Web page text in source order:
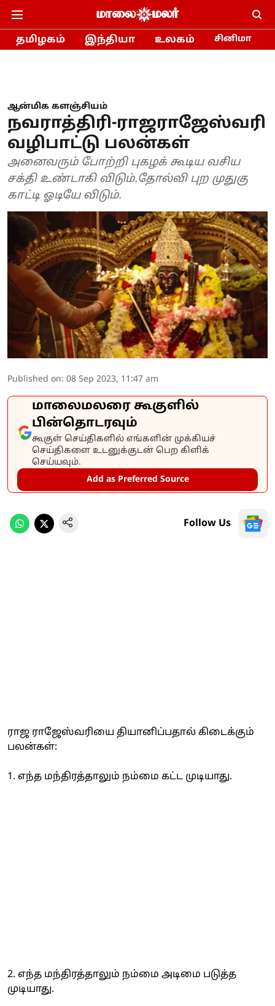
தமிழகம் இந்தியா உலகம் சினிமா
ஆன்மிக களஞ்சியம்
நவராத்திரி-ராஜராஜேஸ்வரி
வழிபாட்டு பலன்கள்
அனைவரும் போற்றி புகழக் கூடிய வசிய
சக்தி உண்டாகி விடும்.தோல்வி புற முதுகு
காட்டி ஓடியே விடும்.
Published on: 08 Sep 2023, 11:47 am
மாலைமலரை கூகுளில்
பின்தொடரவும்
கூகுள் செய்திகளில் எங்களின் முக்கியச்
செய்திகளை உடனுக்குடன் பெற கிளிக்
செய்யவும்.
Add as Preferred Source
Follow Us
ராஜ ராஜேஸ்வரியை தியானிப்பதால் கிடைக்கும்
பலன்கள்:
1. எந்த மந்திரத்தாலும் நம்மை கட்ட முடியாது.
2. எந்த மந்திரத்தாலும் நம்மை அடிமை படுத்த
முடியாது.